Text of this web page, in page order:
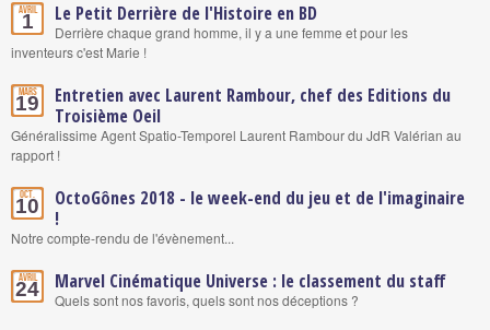
Avril
1 Le Petit Derrière de l'Histoire en BD
Derrière chaque grand homme, il y a une femme et pour les
inventeurs c'est Marie !
Mars
19
Entretien avec Laurent Rambour, chef des Editions du
Troisième Oeil
Généralissime Agent Spatio-Temporel Laurent Rambour du JdR Valérian au
rapport !
Oct.
10
OctoGônes 2018 - le week-end du jeu et de l'imaginaire
!
Notre compte-rendu de l'évènement...
Avril
24 Marvel Cinématique Universe : le classement du staff
Quels sont nos favoris, quels sont nos déceptions ?